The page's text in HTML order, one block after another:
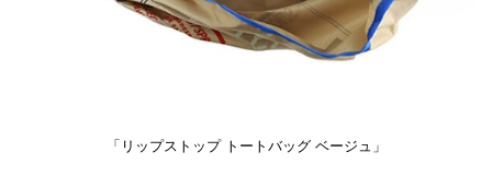
「リップストップ トートバッグ ベージュ」